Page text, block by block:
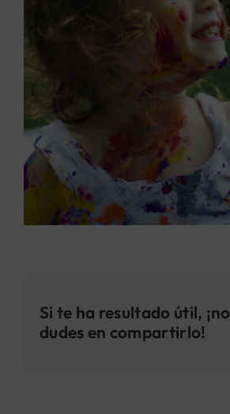
Si te ha resultado útil, ¡no
dudes en compartirlo!